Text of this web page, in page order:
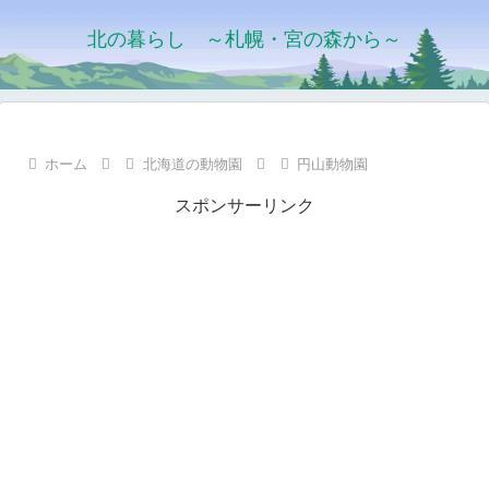
北の暮らし ～札幌・宮の森から～
ホーム 北海道の動物園 円山動物園
スポンサーリンク